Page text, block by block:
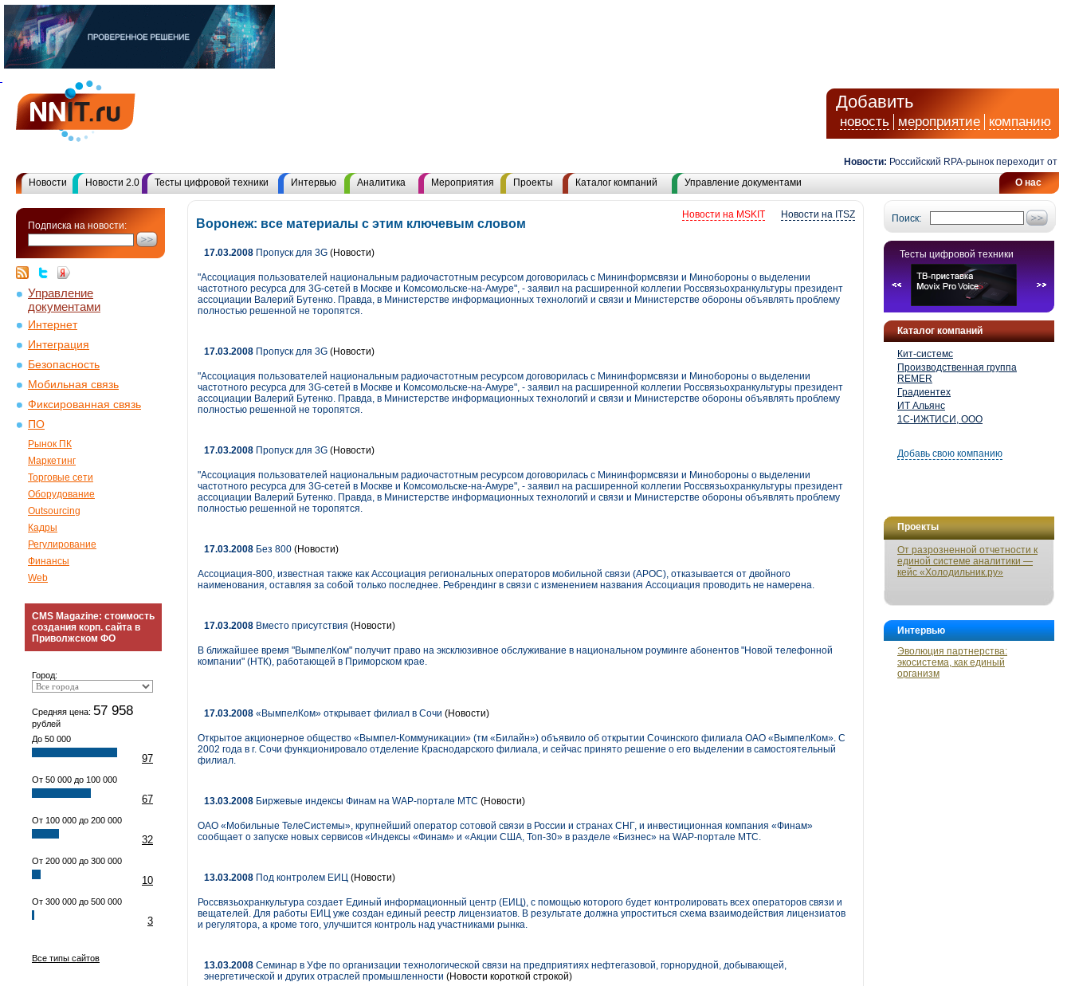
Добавить
новость мероприятие компанию
Новости: Российский RPA-рынок переходит от
О нас
Новости Новости 2.0 Тесты цифровой техники Интервью Аналитика Мероприятия Проекты Каталог компаний Управление документами
Подписка на новости:
Управление
документами
Интернет
Интеграция
Безопасность
Мобильная связь
Фиксированная связь
ПО
Рынок ПК
Маркетинг
Торговые сети
Оборудование
Outsourcing
Кадры
Регулирование
Финансы
Web
CMS Magazine: стоимость
создания корп. сайта в
Приволжском ФО
Город:
Средняя цена: 57 958
рублей
До 50 000
97
От 50 000 до 100 000
67
От 100 000 до 200 000
32
От 200 000 до 300 000
10
От 300 000 до 500 000
3
Все типы сайтов
Поиск:
Тесты цифровой техники
Каталог компаний
Кит-системс
Производственная группа
REMER
Градиентех
ИТ Альянс
1С-ИЖТИСИ, ООО
Добавь свою компанию
Проекты
От разрозненной отчетности к
единой системе аналитики —
кейс «Холодильник.ру»
Интервью
Эволюция партнерства:
экосистема, как единый
организм
Новости на ITSZ
Новости на MSKIT
Воронеж: все материалы с этим ключевым словом
17.03.2008 Пропуск для 3G (Новости)
"Ассоциация пользователей национальным радиочастотным ресурсом договорилась с Мининформсвязи и Минобороны о выделении
частотного ресурса для 3G-сетей в Москве и Комсомольске-на-Амуре", - заявил на расширенной коллегии Россвязьохранкультуры президент
ассоциации Валерий Бутенко. Правда, в Министерстве информационных технологий и связи и Министерстве обороны объявлять проблему
полностью решенной не торопятся.
17.03.2008 Пропуск для 3G (Новости)
"Ассоциация пользователей национальным радиочастотным ресурсом договорилась с Мининформсвязи и Минобороны о выделении
частотного ресурса для 3G-сетей в Москве и Комсомольске-на-Амуре", - заявил на расширенной коллегии Россвязьохранкультуры президент
ассоциации Валерий Бутенко. Правда, в Министерстве информационных технологий и связи и Министерстве обороны объявлять проблему
полностью решенной не торопятся.
17.03.2008 Пропуск для 3G (Новости)
"Ассоциация пользователей национальным радиочастотным ресурсом договорилась с Мининформсвязи и Минобороны о выделении
частотного ресурса для 3G-сетей в Москве и Комсомольске-на-Амуре", - заявил на расширенной коллегии Россвязьохранкультуры президент
ассоциации Валерий Бутенко. Правда, в Министерстве информационных технологий и связи и Министерстве обороны объявлять проблему
полностью решенной не торопятся.
17.03.2008 Без 800 (Новости)
Ассоциация-800, известная также как Ассоциация региональных операторов мобильной связи (АРОС), отказывается от двойного
наименования, оставляя за собой только последнее. Ребрендинг в связи с изменением названия Ассоциация проводить не намерена.
17.03.2008 Вместо присутствия (Новости)
В ближайшее время "ВымпелКом" получит право на эксклюзивное обслуживание в национальном роуминге абонентов "Новой телефонной
компании" (НТК), работающей в Приморском крае.
17.03.2008 «ВымпелКом» открывает филиал в Сочи (Новости)
Открытое акционерное общество «Вымпел-Коммуникации» (тм «Билайн») объявило об открытии Сочинского филиала ОАО «ВымпелКом». С
2002 года в г. Сочи функционировало отделение Краснодарского филиала, и сейчас принято решение о его выделении в самостоятельный
филиал.
13.03.2008 Биржевые индексы Финам на WAP-портале МТС (Новости)
ОАО «Мобильные ТелеСистемы», крупнейший оператор сотовой связи в России и странах СНГ, и инвестиционная компания «Финам»
сообщает о запуске новых сервисов «Индексы «Финам» и «Акции США, Топ-30» в разделе «Бизнес» на WAP-портале МТС.
13.03.2008 Под контролем ЕИЦ (Новости)
Россвязьохранкультура создает Единый информационный центр (ЕИЦ), с помощью которого будет контролировать всех операторов связи и
вещателей. Для работы ЕИЦ уже создан единый реестр лицензиатов. В результате должна упроститься схема взаимодействия лицензиатов
и регулятора, а кроме того, улучшится контроль над участниками рынка.
13.03.2008 Семинар в Уфе по организации технологической связи на предприятиях нефтегазовой, горнорудной, добывающей,
энергетической и других отраслей промышленности (Новости короткой строкой)